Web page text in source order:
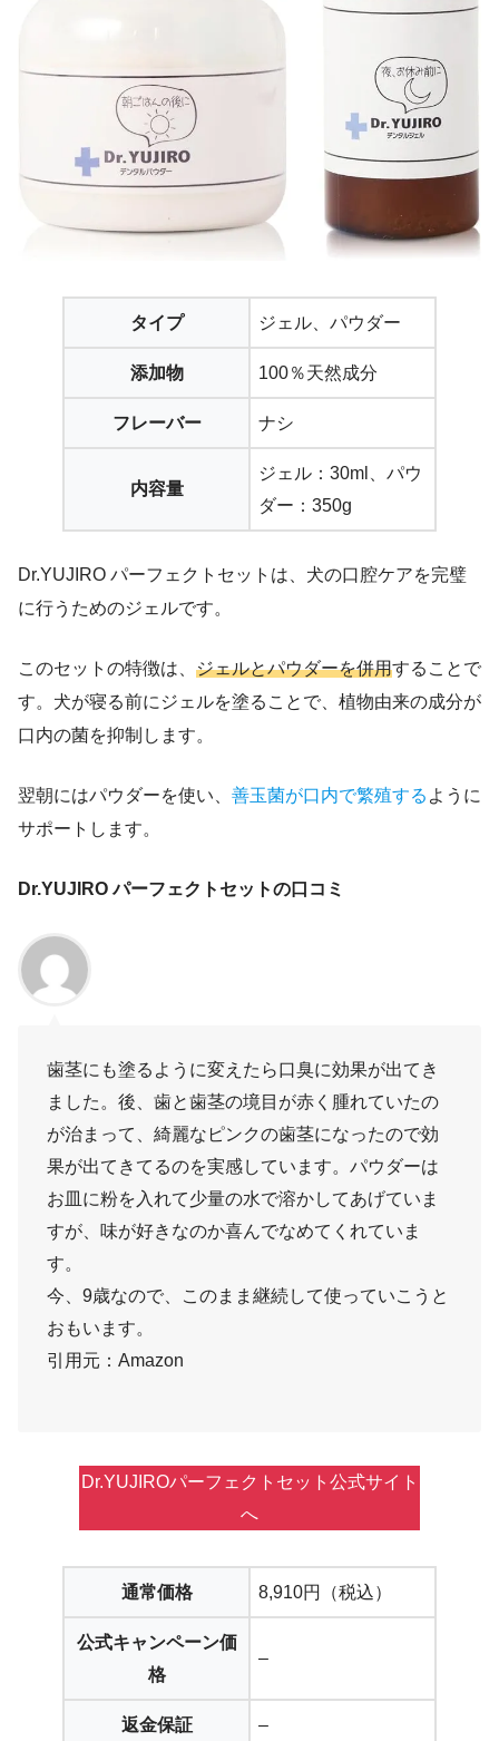
タイプ ジェル、パウダー
添加物 100％天然成分
フレーバー ナシ
内容量
ジェル：30ml、パウ
ダー：350g
Dr.YUJIRO パーフェクトセットは、犬の口腔ケアを完璧
に行うためのジェルです。
このセットの特徴は、 ジェルとパウダーを併用することで
す。犬が寝る前にジェルを塗ることで、植物由来の成分が
口内の菌を抑制します。
翌朝にはパウダーを使い、 善玉菌が口内で繁殖する ように
サポートします。
Dr.YUJIRO パーフェクトセットの口コミ
歯茎にも塗るように変えたら口臭に効果が出てき
ました。後、歯と歯茎の境目が赤く腫れていたの
が治まって、綺麗なピンクの歯茎になったので効
果が出てきてるのを実感しています。パウダーは
お皿に粉を入れて少量の水で溶かしてあげていま
すが、味が好きなのか喜んでなめてくれていま
す。
今、9歳なので、このまま継続して使っていこうと
おもいます。
引用元：Amazon
Dr.YUJIROパーフェクトセット公式サイト
へ
通常価格 8,910円（税込）
公式キャンペーン価
格
–
返金保証 –